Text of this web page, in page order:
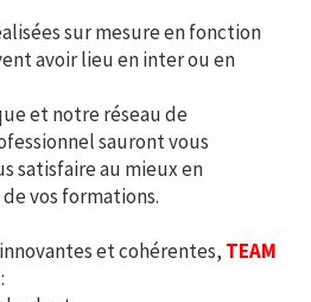
sur mesure en fonction
avoir lieu en inter ou en
et notre réseau de
sauront vous
satisfaire au mieux en
vos formations.
et cohérentes, TEAM